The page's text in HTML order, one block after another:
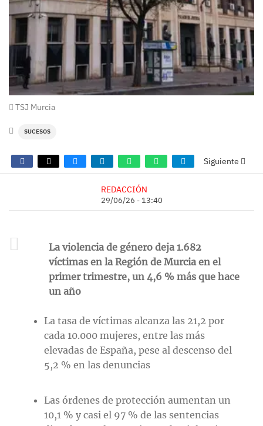
TSJ Murcia
SUCESOS
Siguiente
REDACCIÓN
29/06/26 - 13:40
La violencia de género deja 1.682
víctimas en la Región de Murcia en el
primer trimestre, un 4,6 % más que hace
un año
La tasa de víctimas alcanza las 21,2 por
cada 10.000 mujeres, entre las más
elevadas de España, pese al descenso del
5,2 % en las denuncias
Las órdenes de protección aumentan un
10,1 % y casi el 97 % de las sentencias